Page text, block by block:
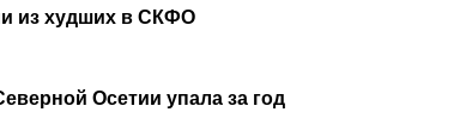
из худших в СКФО
Осетии упала за год